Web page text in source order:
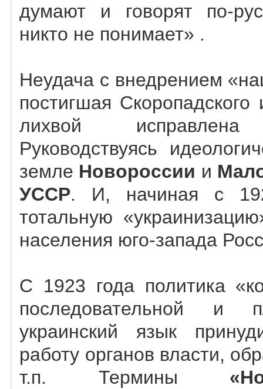
думают и говорят по-
никто не понимает» .
Неудача с внедрением
постигшая
лихвой исправлена
Руководствуясь
земле Новороссии и
УССР. И, начиная с
тотальную
населения юго-запада
С 1923 года политика
последовательной и
украинский язык
работу органов власти,
т.п. Термины